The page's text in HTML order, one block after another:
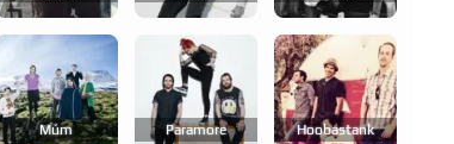
Múm Paramore Hoobastank